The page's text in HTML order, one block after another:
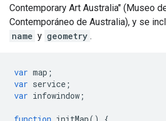
Contemporary Art Australia" (Museo
Contemporáneo de Australia), y se
name y geometry .
var map ;
var service ;
var infowindow ;